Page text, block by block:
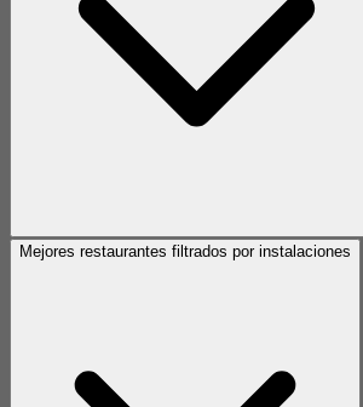
Mejores restaurantes filtrados por instalaciones